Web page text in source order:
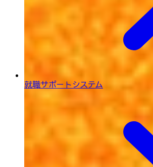
就職サポートシステム